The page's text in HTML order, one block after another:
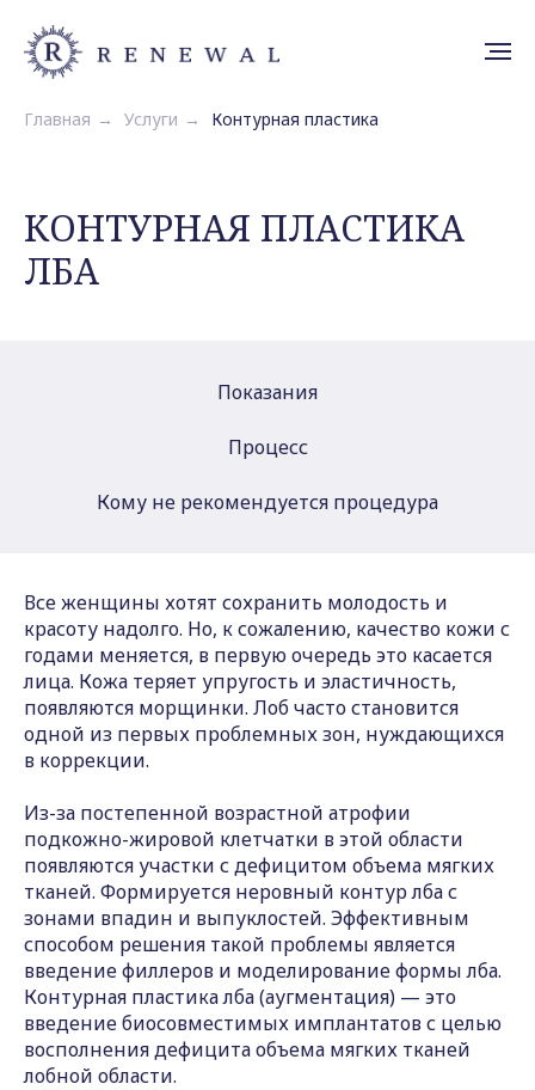
Главная → Услуги → Контурная пластика
КОНТУРНАЯ ПЛАСТИКА
ЛБА
Показания
Процесс
Кому не рекомендуется процедура
Все женщины хотят сохранить молодость и
красоту надолго. Но, к сожалению, качество кожи с
годами меняется, в первую очередь это касается
лица. Кожа теряет упругость и эластичность,
появляются морщинки. Лоб часто становится
одной из первых проблемных зон, нуждающихся
в коррекции.
Из-за постепенной возрастной атрофии
подкожно-жировой клетчатки в этой области
появляются участки с дефицитом объема мягких
тканей. Формируется неровный контур лба с
зонами впадин и выпуклостей. Эффективным
способом решения такой проблемы является
введение филлеров и моделирование формы лба.
Контурная пластика лба (аугментация) — это
введение биосовместимых имплантатов с целью
восполнения дефицита объема мягких тканей
лобной области.